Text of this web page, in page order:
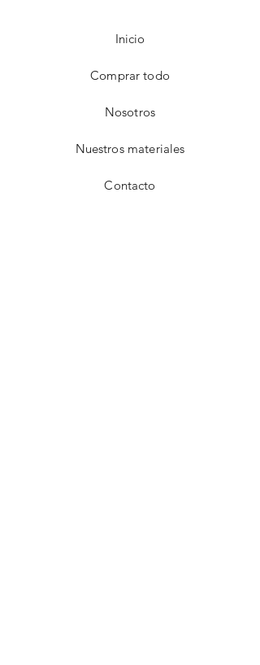
Inicio
Comprar todo
Nosotros
Nuestros materiales
Contacto